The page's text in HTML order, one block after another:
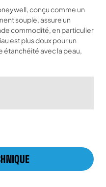
conçu comme un
souple, assure un
commodité, en particulier
est plus doux pour un
étanchéité avec la peau,